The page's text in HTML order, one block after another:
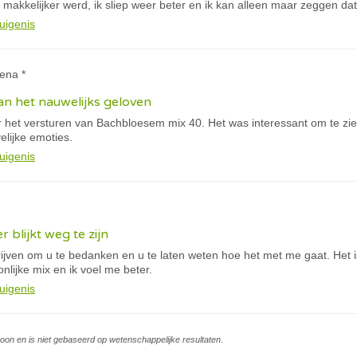
werd, ik sliep weer beter en ik kan alleen maar zeggen
*
het nauwelijks geloven
het versturen van Bachbloesem mix 40. Het was interessant om te
emoties.
blijkt weg te zijn
om u te bedanken en u te laten weten hoe het met me gaat. Het
mix en ik voel me beter.
en is niet gebaseerd op wetenschappelijke resultaten.